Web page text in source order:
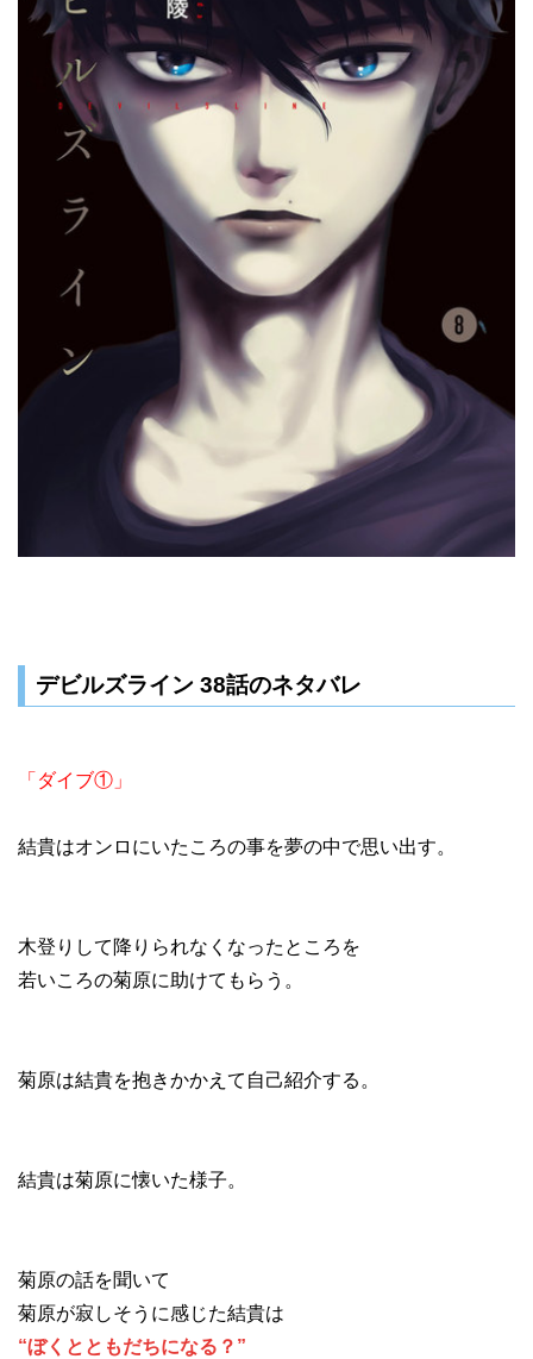
デビルズライン 38話のネタバレ
「ダイブ①」
結貴はオンロにいたころの事を夢の中で思い出す。
木登りして降りられなくなったところを
若いころの菊原に助けてもらう。
菊原は結貴を抱きかかえて自己紹介する。
結貴は菊原に懐いた様子。
菊原の話を聞いて
菊原が寂しそうに感じた結貴は
“ぼくとともだちになる？”